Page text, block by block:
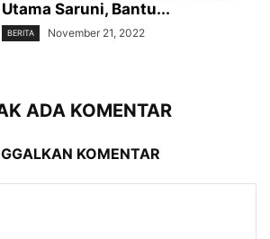
Utama Saruni, Bantu...
BERITA November 21, 2022
ADA KOMENTAR
KOMENTAR